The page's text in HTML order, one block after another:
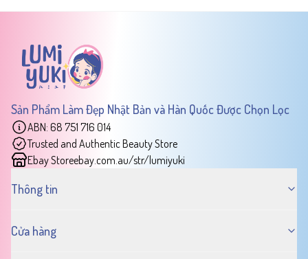
Sản Phẩm Làm Đẹp Nhật Bản và Hàn Quốc Được Chọn Lọc
ABN: 68 751 716 014
Trusted and Authentic Beauty Store
Ebay Storeebay.com.au/str/lumiyuki
Thông tin
Cửa hàng